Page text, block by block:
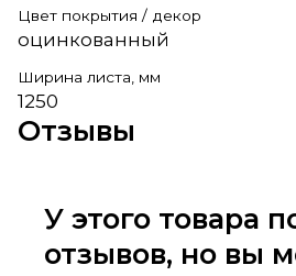
Цвет покрытия / декор
оцинкованный
Ширина листа, мм
1250
Отзывы
У этого товара
отзывов, но вы